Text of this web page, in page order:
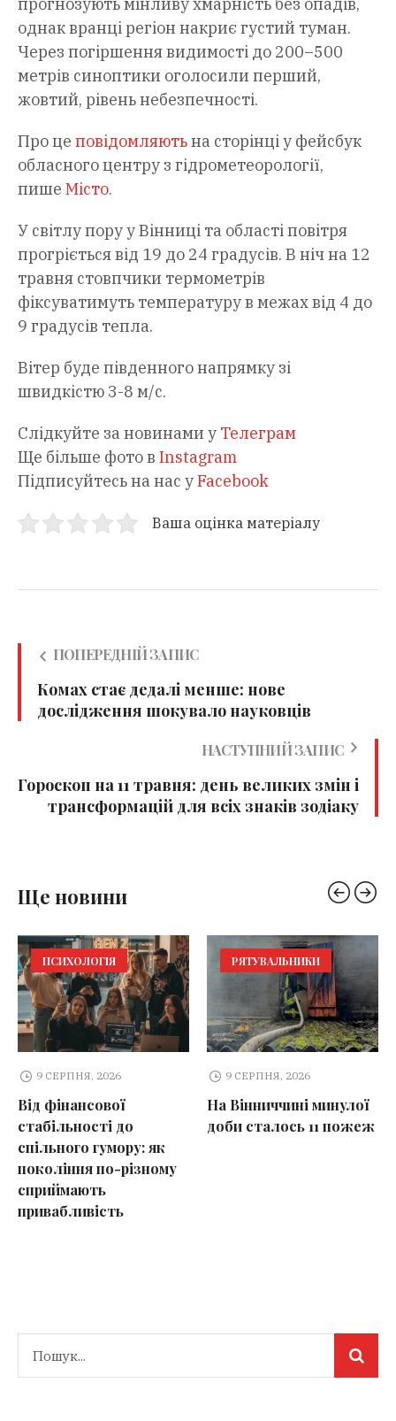
прогнозують мінливу хмарність без опадів,
однак вранці регіон накриє густий туман.
Через погіршення видимості до 200–500
метрів синоптики оголосили перший,
жовтий, рівень небезпечності.
Про це повідомляютьна сторінці у фейсбук
обласного центру з гідрометеорології,
пише Місто.
У світлу пору у Вінниці та області повітря
прогріється від 19 до 24 градусів. В ніч на 12
травня стовпчики термометрів
фіксуватимуть температуру в межах від 4 до
9 градусів тепла.
Вітер буде південного напрямку зі
швидкістю 3-8 м/с.
Слідкуйте за новинами у Телеграм
Ще більше фото в Instagram
Підписуйтесь на нас уFacebook
Ваша оцінка матеріалу
ПОПЕРЕДНІЙ ЗАПИС
Комах стає дедалі менше: нове
дослідження шокувало науковців
НАСТУПНИЙ ЗАПИС
Гороскоп на 11 травня: день великих змін і
трансформацій для всіх знаків зодіаку
Ще новини
ПСИХОЛОГІЯ
9 СЕРПНЯ, 2026
Від фінансової
стабільності до
спільного гумору: як
покоління по-різному
сприймають
привабливість
РЯТУВАЛЬНИКИ
9 СЕРПНЯ, 2026
На Вінниччині минулої
доби сталось 11 пожеж